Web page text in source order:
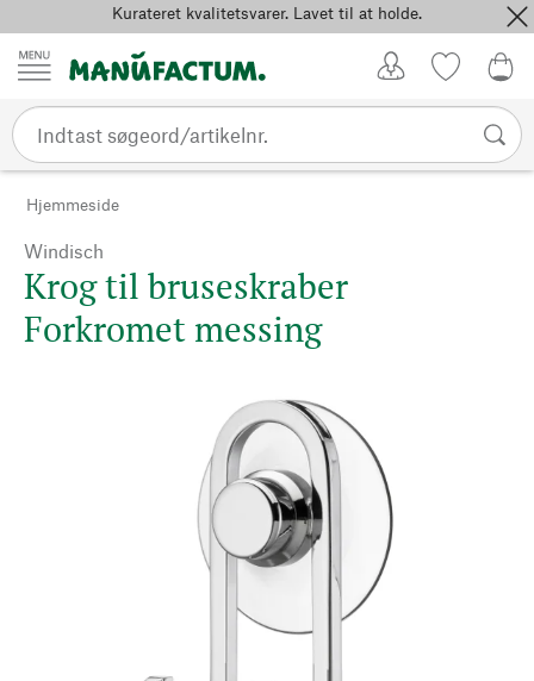
Spring til indholdKurateret kvalitetsvarer. Lavet til at holde.
Hjemmeside
Windisch
Krog til bruseskraber
Forkromet messing